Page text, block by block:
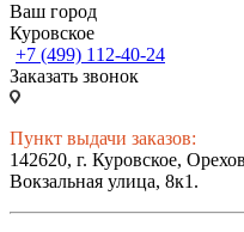
Ваш город
Куровское
+7 (499) 112-40-24
Заказать звонок
Пункт выдачи заказов:
142620, г. Куровское,
Вокзальная улица, 8к1.